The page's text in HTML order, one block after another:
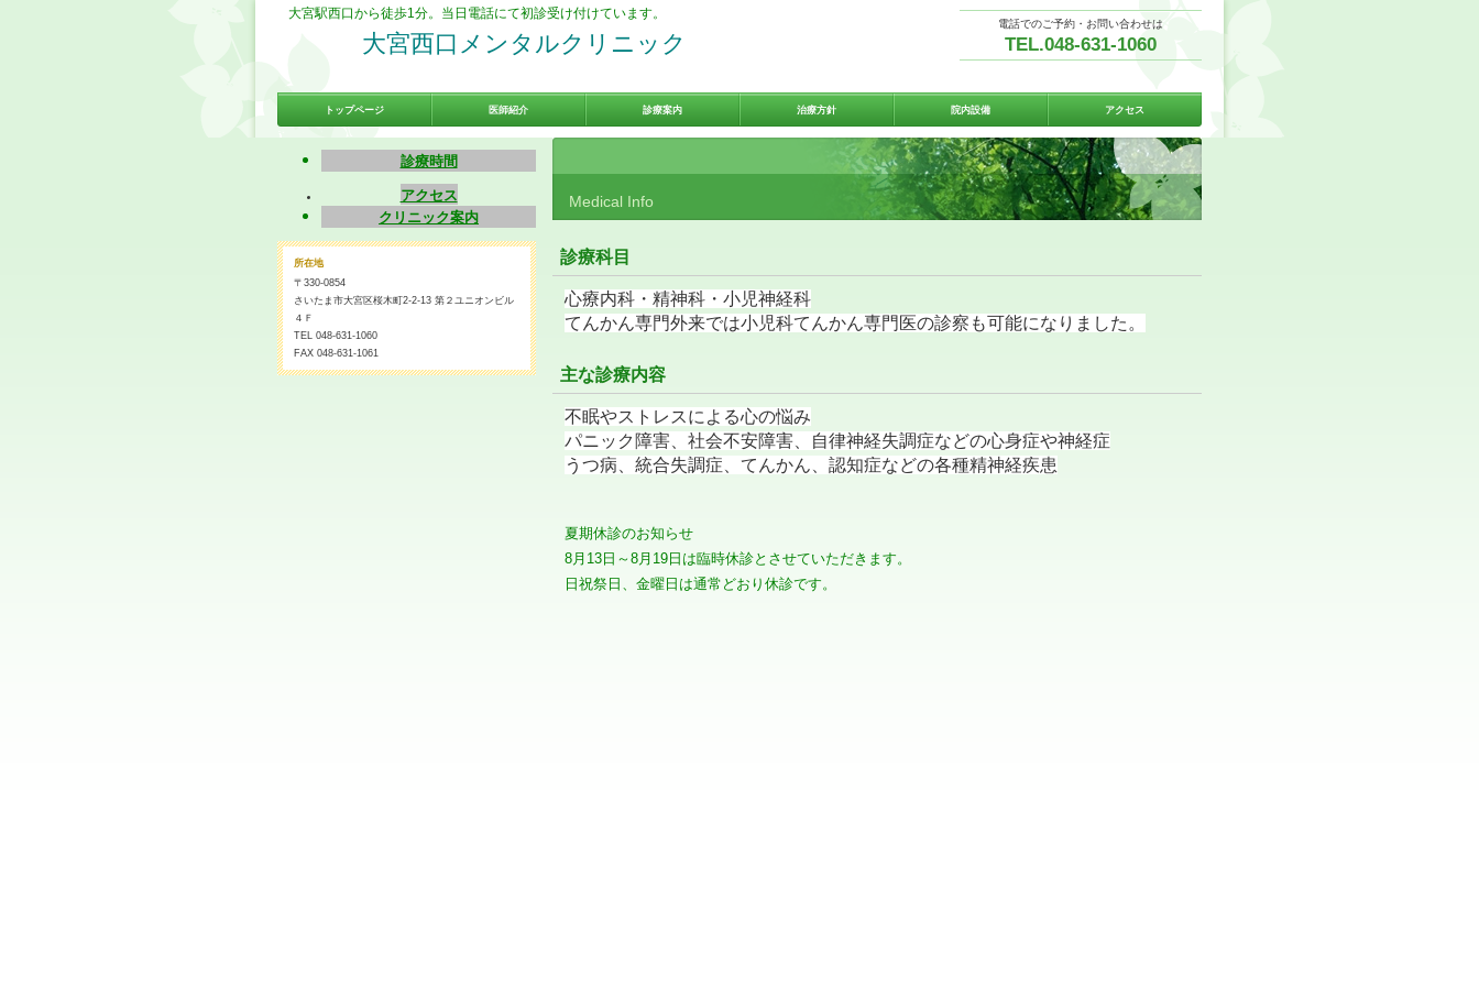
大宮駅西口から徒歩1分。当日電話にて初診受け付けています。
大宮西口メンタルクリニック
電話でのご予約・お問い合わせは
TEL.048-631-1060
Medical Info
診療科目
心療内科・精神科・小児神経科
てんかん専門外来では小児科てんかん専門医の診察も可能になりました。
主な診療内容
不眠やストレスによる心の悩み
パニック障害、社会不安障害、自律神経失調症などの心身症や神経症
うつ病、統合失調症、てんかん、認知症などの各種精神経疾患
夏期休診のお知らせ
8月13日～8月19日は臨時休診とさせていただきます。
日祝祭日、金曜日は通常どおり休診です。
トップページ 医師紹介 診療案内 治療方針 院内設備 アクセス
診療時間
アクセス
クリニック案内
所在地
〒330-0854
さいたま市大宮区桜木町2-2-13 第２ユニオンビル
４Ｆ
TEL 048-631-1060
FAX 048-631-1061